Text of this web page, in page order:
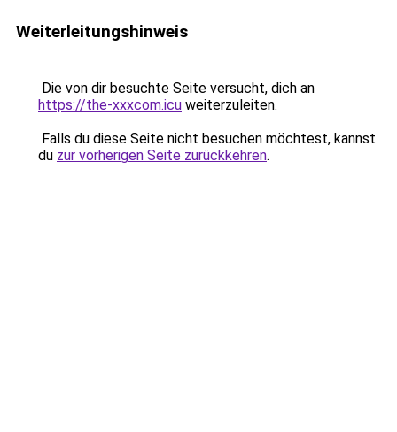
Weiterleitungshinweis
Die von dir besuchte Seite versucht, dich an
https://the-xxxcom.icu weiterzuleiten.
Falls du diese Seite nicht besuchen möchtest, kannst
du zur vorherigen Seite zurückkehren.